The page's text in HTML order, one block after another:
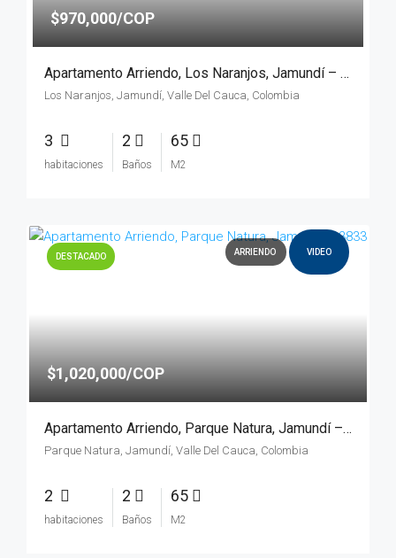
$970,000/COP
Apartamento Arriendo, Los Naranjos, Jamundí – 4022
Los Naranjos, Jamundí, Valle Del Cauca, Colombia
3
habitaciones
2
Baños
65
M2
DESTACADO ARRIENDO VIDEO
$1,020,000/COP
Apartamento Arriendo, Parque Natura, Jamundí – 3833
Parque Natura, Jamundí, Valle Del Cauca, Colombia
2
habitaciones
2
Baños
65
M2